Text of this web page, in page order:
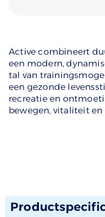
Active combineert
een modern,
tal van
een gezonde
recreatie en
bewegen, vitaliteit